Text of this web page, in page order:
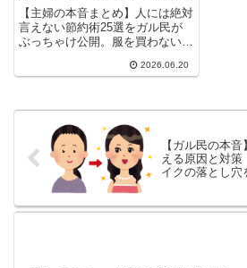
の削り方をガル民がぶっち
ゃけ
【主婦の本音まとめ】人には絶対
言えない節約術25選をガル民が
ぶっちゃけ公開。服を買わない・
プ洗って再利用・自分でセルフカ
削るリアルな知恵を一挙紹介！
2026.06.20
【ガル民の本
える原因と対策
イクの落とし穴